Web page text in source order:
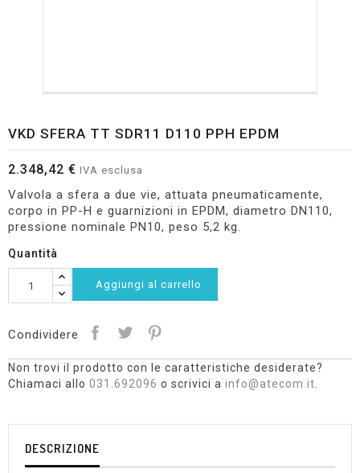
VKD SFERA TT SDR11 D110 PPH EPDM
2.348,42 € IVA esclusa
Valvola a sfera a due vie, attuata pneumaticamente,
corpo in PP-H e guarnizioni in EPDM, diametro DN110,
pressione nominale PN10, peso 5,2 kg.
Quantità
Aggiungi al carrello
Condividere
Non trovi il prodotto con le caratteristiche desiderate?
Chiamaci allo 031.692096 o scrivici a info@atecom.it
DESCRIZIONE